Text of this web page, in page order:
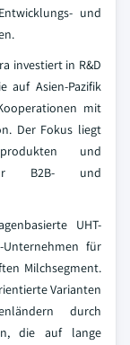
und
investiert in R&D
auf Asien-Pazifik
mit
Der Fokus liegt
und
für B2B- und
UHT-
für
Milchsegment.
Varianten
durch
die auf lange